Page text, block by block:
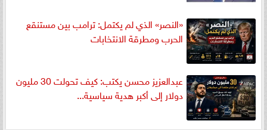
«النصر» الذي لم يكتمل: ترامب بين مستنقع
الحرب ومطرقة الانتخابات
عبدالعزيز محسن يكتب: كيف تحولت 30 مليون
دولار إلى أكبر هدية سياسية...